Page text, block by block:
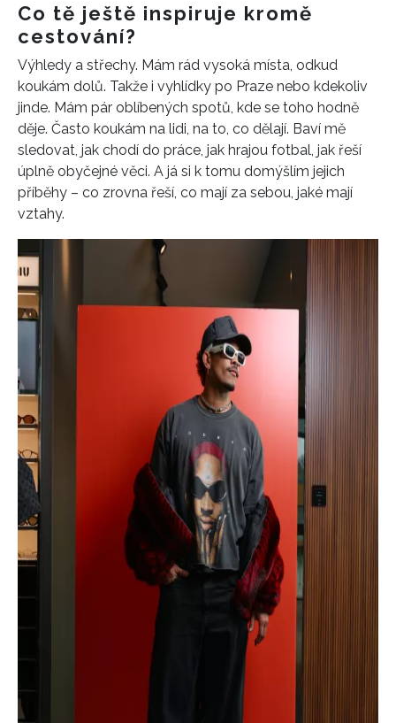
Co tě ještě inspiruje kromě
cestování?
Výhledy a střechy. Mám rád vysoká místa, odkud
koukám dolů. Takže i vyhlídky po Praze nebo kdekoliv
jinde. Mám pár oblíbených spotů, kde se toho hodně
děje. Často koukám na lidi, na to, co dělají. Baví mě
sledovat, jak chodí do práce, jak hrajou fotbal, jak řeší
úplně obyčejné věci. A já si k tomu domýšlím jejich
příběhy – co zrovna řeší, co mají za sebou, jaké mají
vztahy.